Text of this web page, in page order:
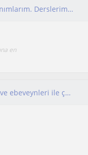
Kendimi gelişime açık ve sorumluluk sahibi olarak tanımlarım. Derslerim psikoloji veya ilgili alanların öğrencilerine yöneliktir.
en
Merhaba, ben Psikolog Ayşenur Özgür. Çocuk, ergen ve ebeveynleri ile çalışıyorum.